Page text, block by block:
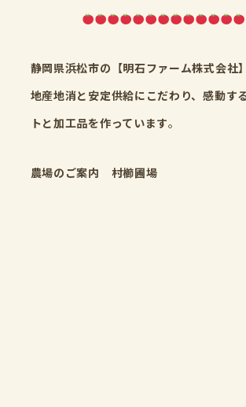
静岡県浜松市の 【明石ファーム株式会社】
地産地消と安定供給にこだわり、感動す
トと加工品を作っています。
農場のご案内 村櫛圃場